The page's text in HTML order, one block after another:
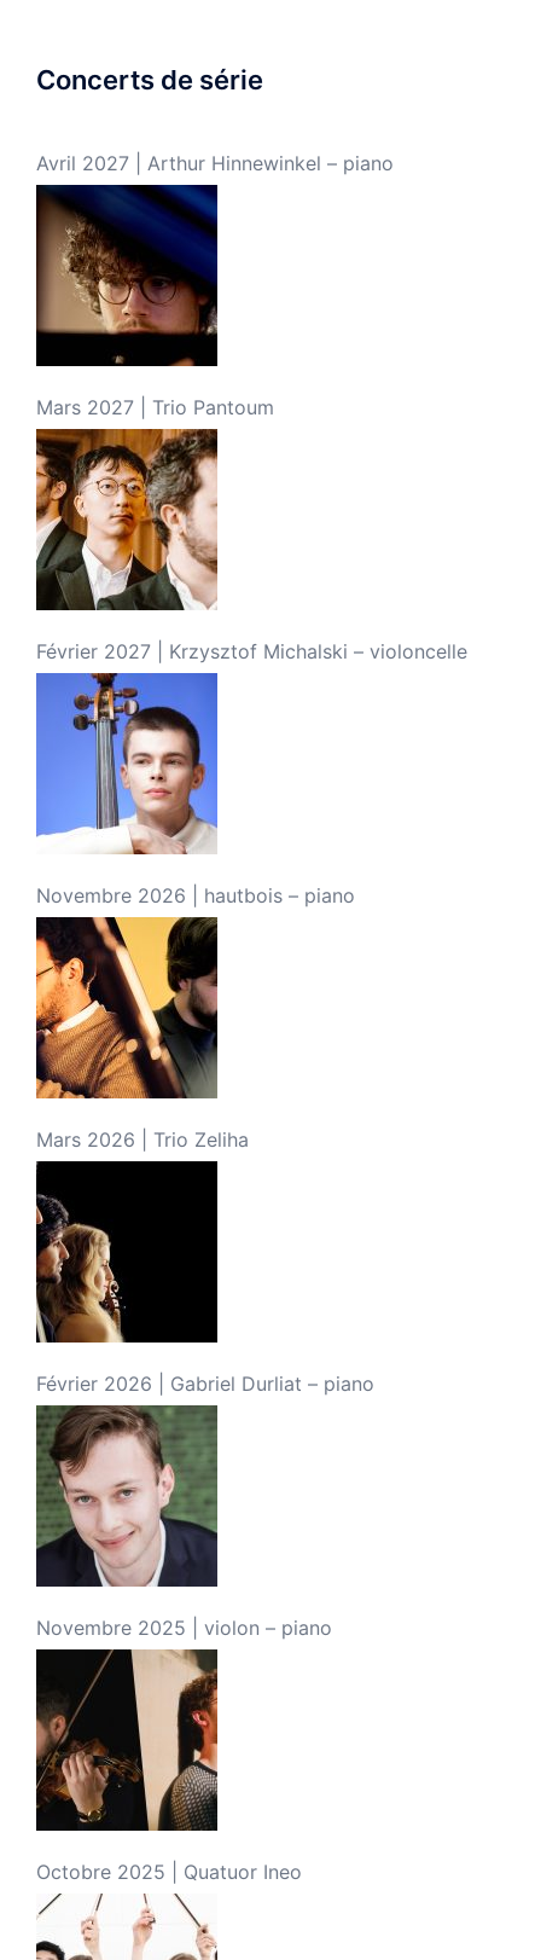
Concerts de série
Avril 2027 | Arthur Hinnewinkel – piano
Mars 2027 | Trio Pantoum
Février 2027 | Krzysztof Michalski – violoncelle
Novembre 2026 | hautbois – piano
Mars 2026 | Trio Zeliha
Février 2026 | Gabriel Durliat – piano
Novembre 2025 | violon – piano
Octobre 2025 | Quatuor Ineo